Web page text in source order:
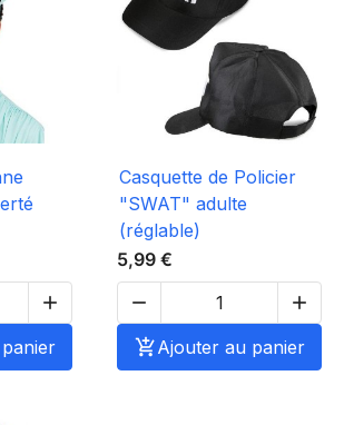

Casquette de Policier
"SWAT" adulte
(réglable)
5,99 €


Ajouter au panier